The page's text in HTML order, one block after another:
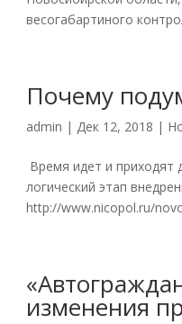
весогабартиного
Почему
admin |Дек 12, 2018 |
Время идет и приходят
логический этап
http://www.nicopol.ru/
изменения